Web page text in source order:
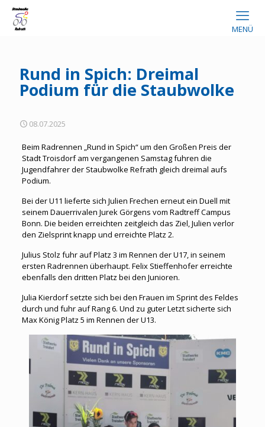
MENÜ
Rund in Spich: Dreimal
Podium für die Staubwolke
08.07.2025
Beim Radrennen „Rund in Spich“ um den Großen Preis der
Stadt Troisdorf am vergangenen Samstag fuhren die
Jugendfahrer der Staubwolke Refrath gleich dreimal aufs
Podium.
Bei der U11 lieferte sich Julien Frechen erneut ein Duell mit
seinem Dauerrivalen Jurek Görgens vom Radtreff Campus
Bonn. Die beiden erreichten zeitgleich das Ziel, Julien verlor
den Zielsprint knapp und erreichte Platz 2.
Julius Stolz fuhr auf Platz 3 im Rennen der U17, in seinem
ersten Radrennen überhaupt. Felix Stieffenhofer erreichte
ebenfalls den dritten Platz bei den Junioren.
Julia Kierdorf setzte sich bei den Frauen im Sprint des Feldes
durch und fuhr auf Rang 6. Und zu guter Letzt sicherte sich
Max König Platz 5 im Rennen der U13.